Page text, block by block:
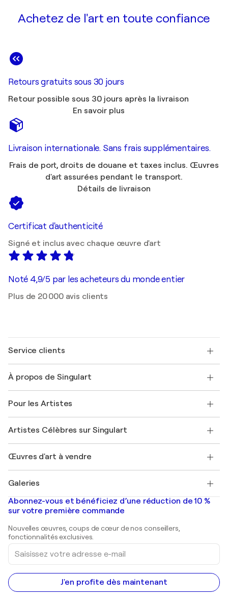
Achetez de l'art en toute confiance
Retours gratuits sous 30 jours
Retour possible sous 30 jours après la livraison
En savoir plus
Livraison internationale. Sans frais supplémentaires.
Frais de port, droits de douane et taxes inclus. Œuvres
d'art assurées pendant le transport.
Détails de livraison
Certificat d'authenticité
Signé et inclus avec chaque œuvre d'art
Noté 4,9/5 par les acheteurs du monde entier
Plus de 20 000 avis clients
Service clients
Expédition
Offrir une carte cadeau
Rejoignez notre programme commercial
Mon compte
+33 1 76 44 06 42
À propos de Singulart
FAQ
Magazine Singulart
Emplois
Découvrez une sélection d'art original
Pour les Artistes
Se connecter en tant qu'Artiste
Artistes Célèbres sur Singulart
Marc Chagall
Banksy
Mr. Brainwash
Shepard Fairey
Œuvres d'art à vendre
Tableaux abstraits à vendre
Peintures de paysage
Estampes
Peintures acryliques
Galeries
Galeries d'art en France
Galeries d'art en Belgique
Abonnez-vous et bénéficiez d’une réduction de 10 %
sur votre première commande
Nouvelles œuvres, coups de cœur de nos conseillers,
fonctionnalités exclusives.
Saisissez
votre
adresse
e-
mail
J'en profite dès maintenant